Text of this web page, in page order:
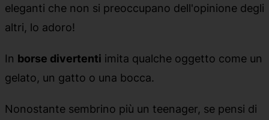
eleganti che non si preoccupano dell'opinione degli
altri, lo adoro!
In borse divertenti imita qualche oggetto come un
gelato, un gatto o una bocca.
Nonostante sembrino più un teenager, se pensi di